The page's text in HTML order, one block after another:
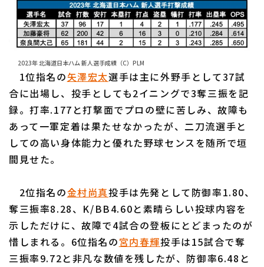
特定商取引法の表示 アルバイト募集（別ウィンドウで開く
2023年 北海道日本ハム 新人選手成績（C）PLM
1位指名の矢澤宏太選手は主に外野手として37試
合に出場し、投手としても2イニングで3奪三振を記
録。打率.177と打撃面でプロの壁に苦しみ、故障も
あって一軍定着は果たせなかったが、二刀流選手と
しての高い身体能力と優れた野球センスを随所で垣
間見せた。
2位指名の金村尚真投手は先発として防御率1.80、
奪三振率8.28、K/BB4.60と素晴らしい投球内容を
示しただけに、故障で4試合の登板にとどまったのが
惜しまれる。6位指名の宮内春輝投手は15試合で奪
三振率9.72と非凡な数値を残したが、防御率6.48と